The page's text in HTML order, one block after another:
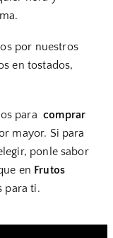
por nuestros
en tostados,
paracomprar
mayor. Si para
ponle sabor
en Frutos
para ti.